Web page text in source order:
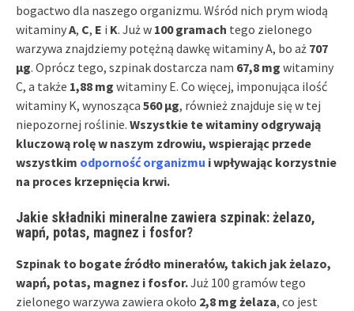
bogactwo dla naszego organizmu. Wśród nich prym wiodą
witaminyA, C, E i K. Już w 100 gramach tego zielonego
warzywa znajdziemy potężną dawkę witaminy A, bo aż 707
µg. Oprócz tego, szpinak dostarcza nam 67,8 mg witaminy
C, a także 1,88 mg witaminy E. Co więcej, imponująca ilość
witaminy K, wynosząca 560 µg, również znajduje się w tej
niepozornej roślinie. Wszystkie te witaminy odgrywają
kluczową rolę w naszym zdrowiu, wspierając przede
wszystkim odporność organizmu i wpływając korzystnie
na proces krzepnięcia krwi.
Jakie składniki mineralne zawiera szpinak: żelazo,
wapń, potas, magnez i fosfor?
Szpinak to bogate źródło minerałów, takich jak żelazo,
wapń, potas, magnez i fosfor.Już 100 gramów tego
zielonego warzywa zawiera około 2,8 mg żelaza, co jest